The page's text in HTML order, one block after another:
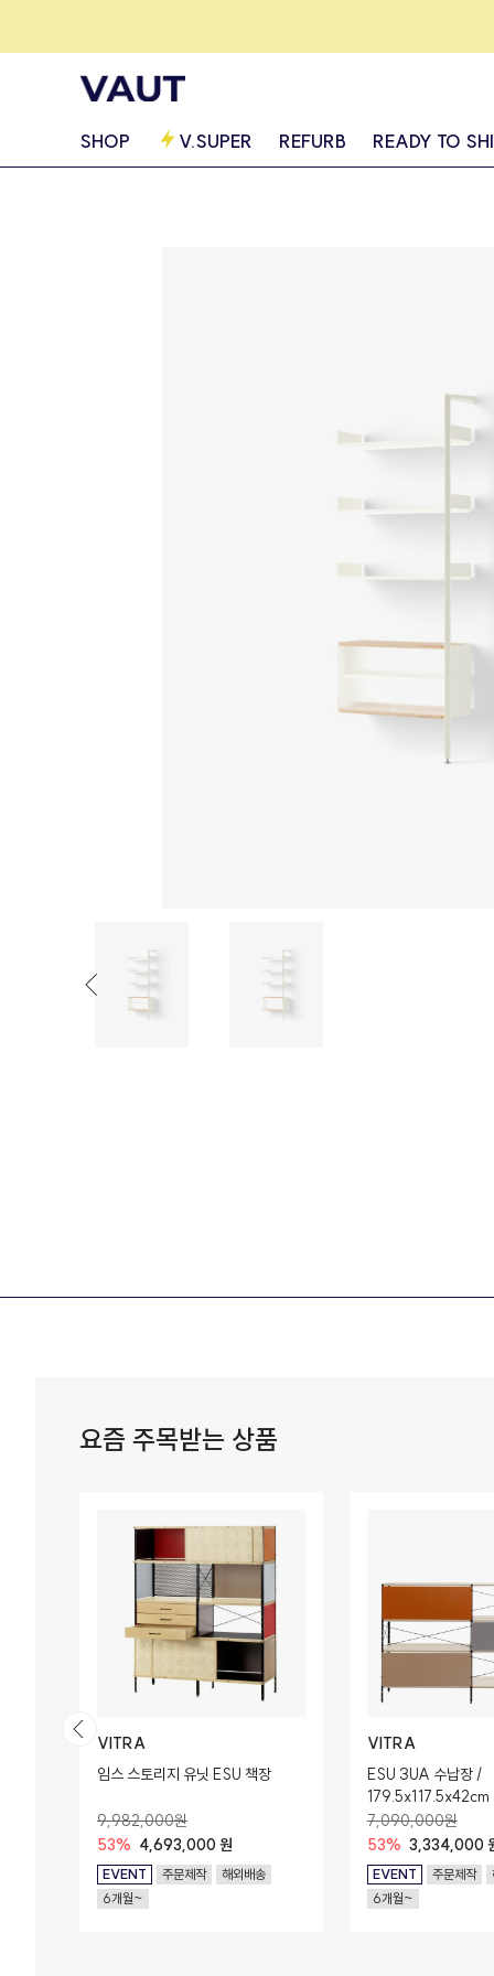
SHOP V.SUPER REFURB READY TO
요즘 주목받는 상품
VITRA
임스 스토리지 유닛 ESU 책장
9,982,000원
53% 4,693,000 원
EVENT 주문제작
해외배송
6개월~
VITRA
ESU 3UA 수납장 /
179.5x117.5x42cm
7,090,000원
53% 3,334,000
EVENT 주문제작
6개월~